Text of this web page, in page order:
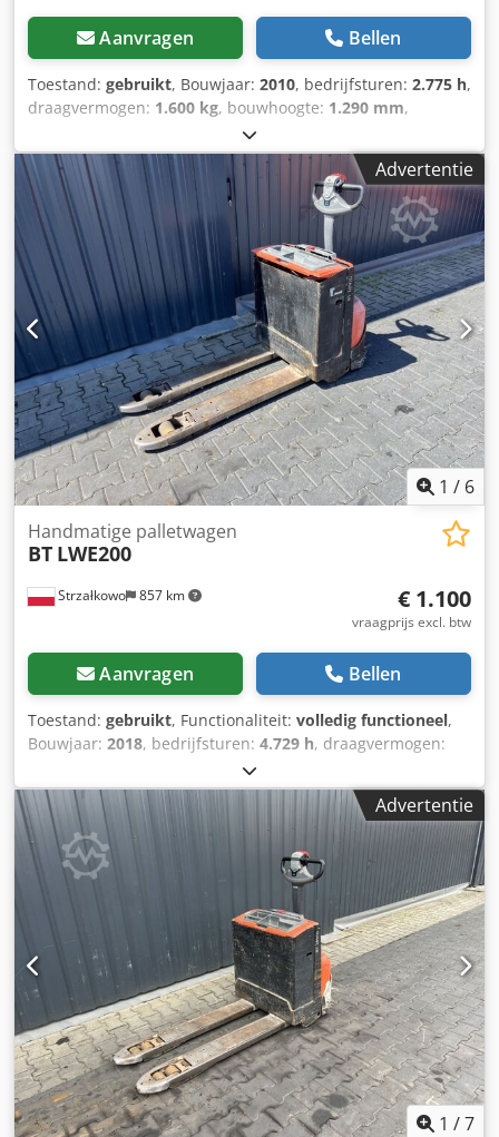
Aanvragen Bellen
Toestand: gebruikt, Bouwjaar: 2010, bedrijfsturen: 2.775 h,
draagvermogen: 1.600 kg, bouwhoogte: 1.290 mm,
, aandrijftype:
730 mm, Truck met lage hefhoogte Zwaartepunt last: 600
Vorkbreedte: 155 mm Vorkdikte: 45 mm Staat: Klaar voor
gebruik en volledig functioneel Cedpouqrf Rjfx Agmorf
Technische staat: goed Voorbanden Type: Polyurethaan
Conditie voorbanden: 60 - 80% Achterbanden Type:
Polyurethaan Achterbanden Toestand: 60 - 80% Accu Volt:
24V Accu Ah: 225Ah Fabrikant accu: Eternity Type accu: PzS
Bouwjaar accu: 2021 Accuconditie: 80 - 100% Beschrijving:
externe lader, codeslot
Advertentie
1 / 6
Strzałkowo 857 km
Handmatige palletwagen
BT LWE200
€ 1.100
vraagprijs excl. btw
Aanvragen Bellen
Toestand: gebruikt, Functionaliteit: volledig functioneel,
Bouwjaar: 2018, bedrijfsturen: 4.729 h, draagvermogen:
elektrisch
Lage heftruck Staat: Klaar voor gebruik en volledig
functioneel Technische staat: goed Batterijvoltage: 24V
Crodpfx Agszmbu Tomef
Advertentie
1 /7